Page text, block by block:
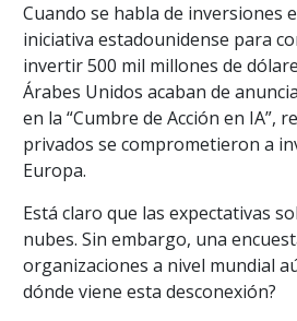
Cuando se habla de inversiones
iniciativa estadounidense para
invertir 500 mil millones de
Árabes Unidos acaban de
en la “Cumbre de Acción en IA”,
privados se comprometieron a
Europa.
Está claro que las expectativas
nubes. Sin embargo, una
organizaciones a nivel mundial
dónde viene esta desconexión?